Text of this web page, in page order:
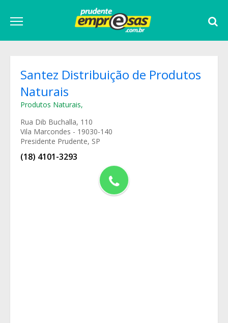
Santez Distribuição de Produtos
Naturais
Produtos Naturais,
Rua Dib Buchalla, 110
Vila Marcondes - 19030-140
Presidente Prudente, SP
(18) 4101-3293